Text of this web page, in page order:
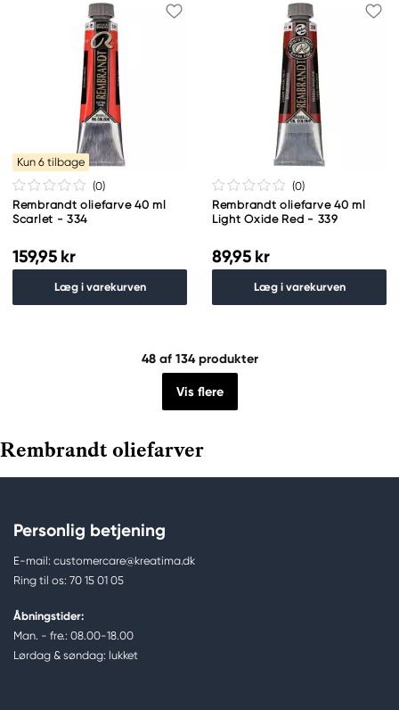
Kun 6 tilbage
(0)
Rembrandt oliefarve 40 ml
Scarlet - 334
159,95 kr
Læg i varekurven
(0)
Rembrandt oliefarve 40 ml
Light Oxide Red - 339
89,95 kr
Læg i varekurven
48af 134 produkter
Vis flere
Rembrandt oliefarver
Personlig betjening
E-mail: customercare@kreatima.dk
Ring til os: 70 15 01 05
Åbningstider:
Man. - fre.: 08.00-18.00
Lørdag & søndag: lukket